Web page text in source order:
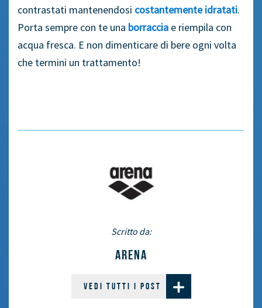
contrastati mantenendosi costantemente idratati.
Porta sempre con te una borraccia e riempila con
acqua fresca. E non dimenticare di bere ogni volta
che termini un trattamento!
Scritto da:
ARENA
VEDI TUTTI I POST